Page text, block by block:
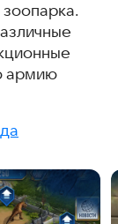
армию